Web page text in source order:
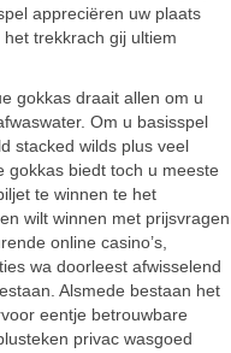
appreciëren uw plaats
trekkrach gij ultiem
gokkas draait allen om u
Om u basisspel
stacked wilds plus veel
gokkas biedt toch u meeste
te winnen te het
wilt winnen met prijsvragen
online casino’s,
wa doorleest afwisselend
Alsmede bestaan het
eentje betrouwbare
privac wasgoed